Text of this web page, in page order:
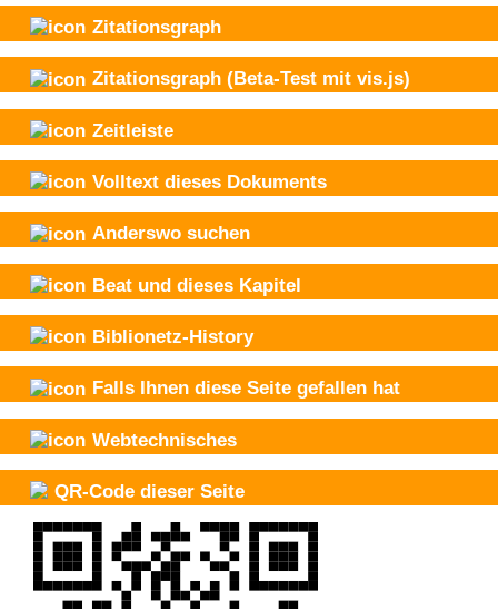
Zitationsgraph
Zitationsgraph (Beta-Test mit vis.js)
Zeitleiste
Volltext dieses Dokuments
Anderswo suchen
Beat und dieses Kapitel
Biblionetz-History
Falls Ihnen diese Seite gefallen hat
Webtechnisches
QR-Code dieser Seite